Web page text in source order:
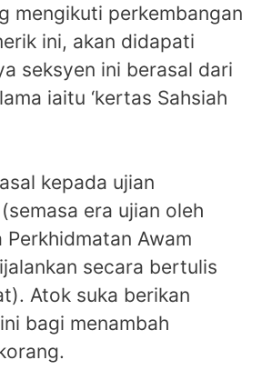
mengikuti perkembangan
ini, akan didapati
seksyen ini berasal dari
iaitu ‘kertas Sahsiah
kepada ujian
era ujian oleh
Perkhidmatan Awam
secara bertulis
Atok suka berikan
bagi menambah